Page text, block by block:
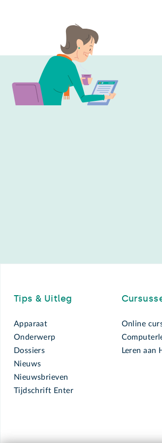
Tips & Uitleg
Apparaat
Onderwerp
Dossiers
Nieuws
Nieuwsbrieven
Tijdschrift Enter
Online
Leren aan